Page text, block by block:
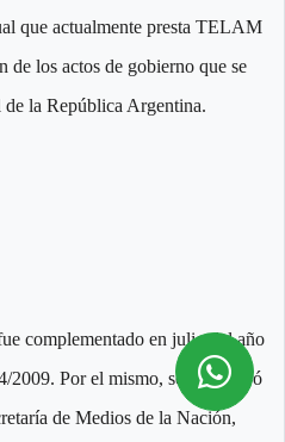
que actualmente presta TELAM
de los actos de gobierno que se
la República Argentina.
complementado en julio del año
2009. Por el mismo, se concentró
de Medios de la Nación,